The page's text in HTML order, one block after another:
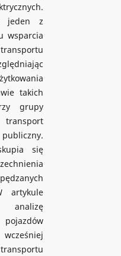
jeden z
wsparcia
takich
grupy
się
artykule
analizę